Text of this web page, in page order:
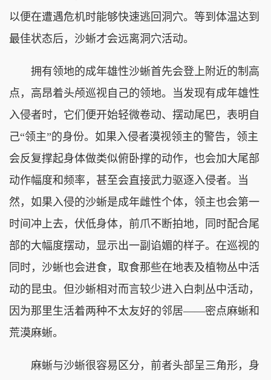
以便在遭遇危机时能够快速逃回洞穴。等到体温达到
最佳状态后，沙蜥才会远离洞穴活动。
拥有领地的成年雄性沙蜥首先会登上附近的制高
点，高昂着头颅巡视自己的领地。当发现有成年雄性
入侵者时，它们便开始轻微卷动、摆动尾巴，表明自
己“领主”的身份。如果入侵者漠视领主的警告，领主
会反复撑起身体做类似俯卧撑的动作，也会加大尾部
动作幅度和频率，甚至会直接武力驱逐入侵者。当
然，如果入侵的沙蜥是成年雌性个体，领主也会第一
时间冲上去，伏低身体，前爪不断拍地，同时配合尾
部的大幅度摆动，显示出一副谄媚的样子。在巡视的
同时，沙蜥也会进食，取食那些在地表及植物丛中活
动的昆虫。但沙蜥相对而言较少进入白刺丛中活动，
因为那里生活着两种不太友好的邻居——密点麻蜥和
荒漠麻蜥。
麻蜥与沙蜥很容易区分，前者头部呈三角形，身